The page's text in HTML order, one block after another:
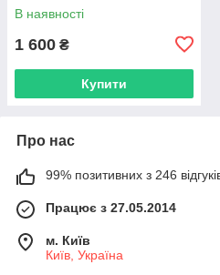
В наявності
1 600 ₴
Купити
Про нас
99% позитивних з 246
Працює з 27.05.2014
м. Київ
Київ, Україна